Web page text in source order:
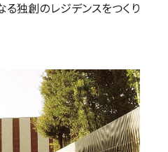
る独創のレジデンスをつくり